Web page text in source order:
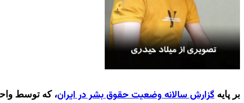
بر پایه گزارش سالانه وضعیت حقوق بشر در ایران